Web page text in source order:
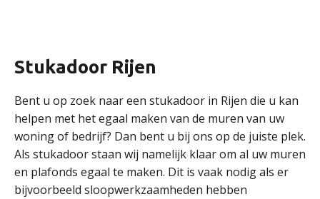
Stukadoor Rijen
Bent u op zoek naar een stukadoor in Rijen die u kan
helpen met het egaal maken van de muren van uw
woning of bedrijf? Dan bent u bij ons op de juiste plek.
Als stukadoor staan wij namelijk klaar om al uw muren
en plafonds egaal te maken. Dit is vaak nodig als er
bijvoorbeeld sloopwerkzaamheden hebben